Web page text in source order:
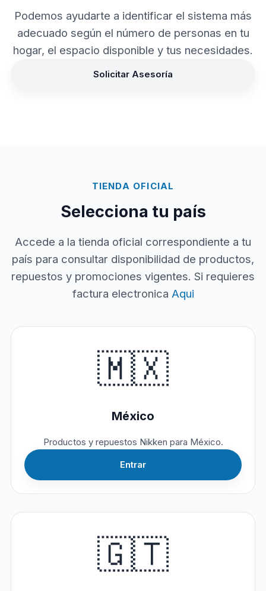
Podemos ayudarte a identificar el sistema más
adecuado según el número de personas en tu
hogar, el espacio disponible y tus necesidades.
Solicitar Asesoría
TIENDA OFICIAL
Selecciona tu país
Accede a la tienda oficial correspondiente a tu
país para consultar disponibilidad de productos,
repuestos y promociones vigentes. Si requieres
factura electronica Aqui
🇲🇽
México
Productos y repuestos Nikken para México.
Entrar
🇬🇹